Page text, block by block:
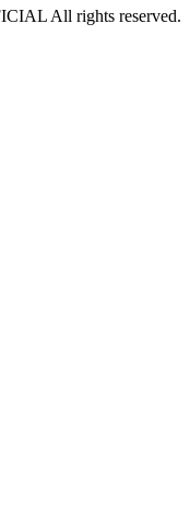
All rights reserved.